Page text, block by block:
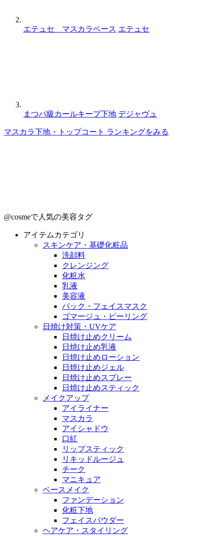
エテュセ マスカラベース エテュセ
まつパ級カールキープ下地 デジャヴュ
マスカラ下地・トップコート ランキングをみる
@cosmeで人気の美容タグ
アイテムカテゴリ
スキンケア・基礎化粧品
洗顔料
クレンジング
化粧水
乳液
美容液
パック・フェイスマスク
ゴマージュ・ピーリング
日焼け対策・UVケア
日焼け止めクリーム
日焼け止め乳液
日焼け止めローション
日焼け止めジェル
日焼け止めスプレー
日焼け止めスティック
メイクアップ
アイライナー
マスカラ
アイシャドウ
口紅
リップスティック
リキッドルージュ
チーク
マニキュア
ベースメイク
ファンデーション
化粧下地
フェイスパウダー
ヘアケア・スタイリング